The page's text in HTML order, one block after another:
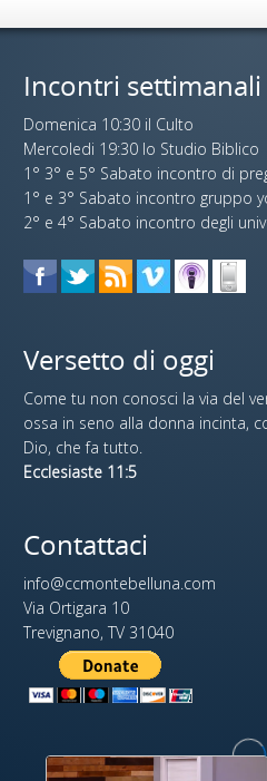
Incontri settimanali
Domenica 10:30 il Culto
Mercoledi 19:30 lo Studio Biblico
1° 3° e 5° Sabato incontro di
1° e 3° Sabato incontro gruppo
2° e 4° Sabato incontro degli
Versetto di oggi
Come tu non conosci la via del
ossa in seno alla donna incinta,
Dio, che fa tutto.
Ecclesiaste 11:5
Contattaci
info@ccmontebelluna.com
Via Ortigara 10
Trevignano, TV 31040